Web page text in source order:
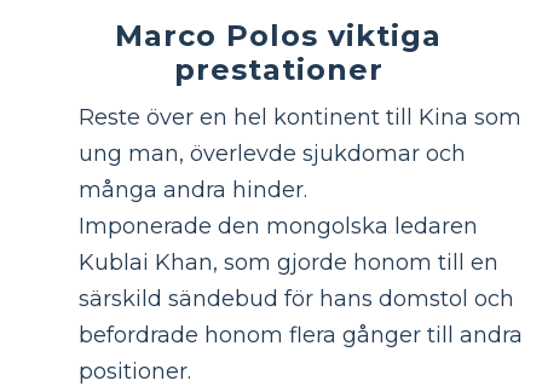
Marco Polos viktiga
prestationer
Reste över en hel kontinent till Kina som
ung man, överlevde sjukdomar och
många andra hinder.
Imponerade den mongolska ledaren
Kublai Khan, som gjorde honom till en
särskild sändebud för hans domstol och
befordrade honom flera gånger till andra
positioner.